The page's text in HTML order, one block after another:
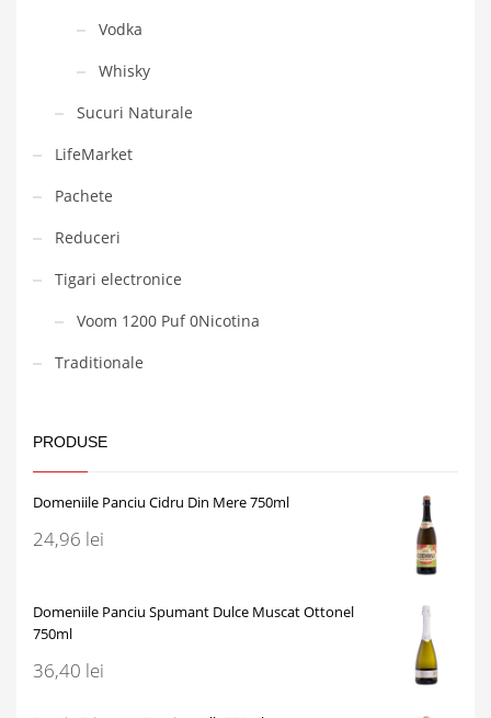
Vodka
Whisky
Sucuri Naturale
LifeMarket
Pachete
Reduceri
Tigari electronice
Voom 1200 Puf 0Nicotina
Traditionale
PRODUSE
Domeniile Panciu Cidru Din Mere 750ml
24,96 lei
Domeniile Panciu Spumant Dulce Muscat Ottonel
750ml
36,40 lei